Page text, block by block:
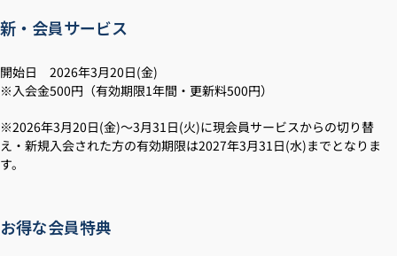
新・会員サービス
開始日 2026年3月20日(金)
※入会金500円（有効期限1年間・更新料500円）
※2026年3月20日(金)～3月31日(火)に現会員サービスからの切り替
え・新規入会された方の有効期限は2027年3月31日(水)までとなりま
す。
お得な会員特典